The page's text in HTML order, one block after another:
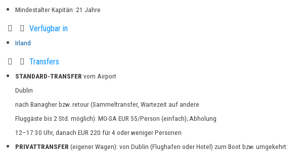
Mindestalter Kapitän: 21 Jahre
Verfügbar in
Irland
Transfers
STANDARD-TRANSFER vom Airport
Dublin
nach Banagher bzw. retour (Sammeltransfer, Wartezeit auf andere
Fluggäste bis 2 Std. möglich): MO-SA EUR 55/Person (einfach); Abholung
12–17:30 Uhr, danach EUR 220 für 4 oder weniger Personen
PRIVATTRANSFER (eigener Wagen): von Dublin (Flughafen oder Hotel) zum Boot bzw. umgekehrt: